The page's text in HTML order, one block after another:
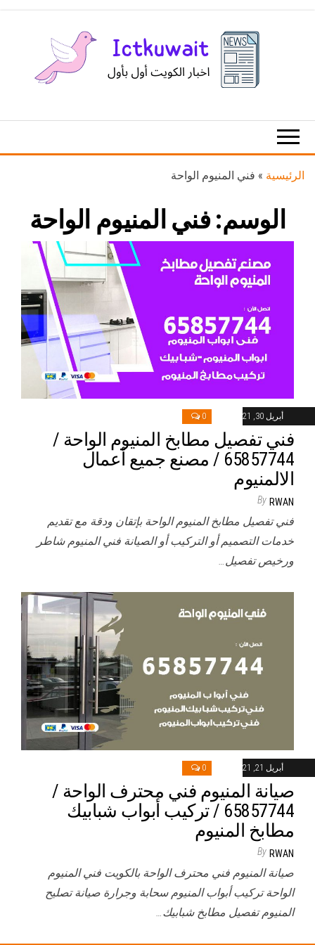
الكويت
الرئيسية » فني المنيوم الواحة
الوسم: فني المنيوم الواحة
أبريل 30, 2021 0
فني تفصيل مطابخ المنيوم الواحة /
65857744 / مصنع جميع أعمال
الالمنيوم
By RWAN
فني تفصيل مطابخ المنيوم الواحة بإتقان ودقة مع تقديم
خدمات التصميم أو التركيب أو الصيانة فني المنيوم شاطر
ورخيص تفصيل…
أبريل 21, 2021 0
صيانة المنيوم فني محترف الواحة /
65857744 / تركيب أبواب شبابيك
مطابخ المنيوم
By RWAN
صيانة المنيوم فني محترف الواحة بالكويت فني المنيوم
الواحة تركيب أبواب المنيوم سحابة وجرارة صيانة تصليح
المنيوم تفصيل مطابخ شبابيك…